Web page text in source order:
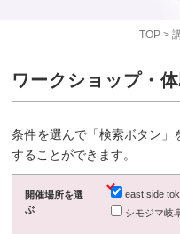
TOP>
ワークショップ・
条件を選んで「検索ボタン」
することができます。
開催場所を選
ぶ
east side
シモジマ岐